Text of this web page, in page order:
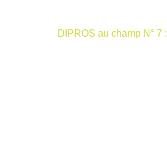
DIPROS au champ N°